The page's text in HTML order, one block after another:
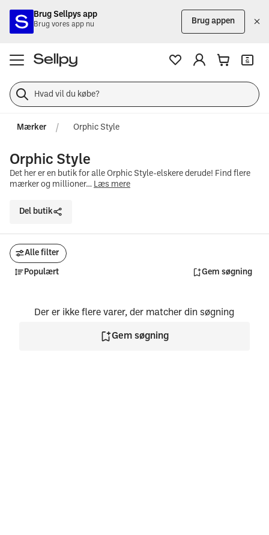
Brug Sellpys app
Brug vores app nu Brug appen
Mærker Orphic Style
Orphic Style
Det her er en butik for alle Orphic Style-elskere derude! Find flere
mærker og millioner… Læs mere
Del butik
Alle filter
Populært Gem søgning
Der er ikke flere varer, der matcher din søgning
Gem søgning